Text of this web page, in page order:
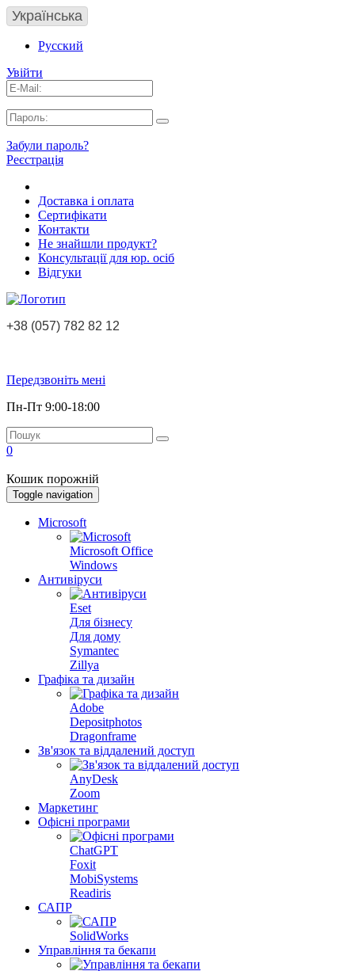
Українська
Русский
Увійти
Забули пароль?
Реєстрація
Доставка і оплата
Сертифікати
Контакти
Не знайшли продукт?
Консультації для юр. осіб
Відгуки
+38 (057) 782 82 12
Передзвоніть мені
Пн-Пт 9:00-18:00
0
Кошик порожній
Toggle navigation
Microsoft
Microsoft Office
Windows
Антивіруси
Eset
Для бізнесу
Для дому
Symantec
Zillya
Графіка та дизайн
Adobe
Depositphotos
Dragonframe
Зв'язок та віддалений доступ
AnyDesk
Zoom
Маркетинг
Офісні програми
ChatGPT
Foxit
MobiSystems
Readiris
САПР
SolidWorks
Управління та бекапи